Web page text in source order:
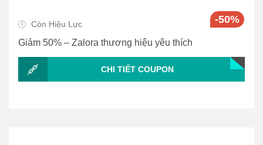
Còn Hiệu Lực -50%
Giảm 50% – Zalora thương hiệu yêu thích
CHI TIẾT COUPON